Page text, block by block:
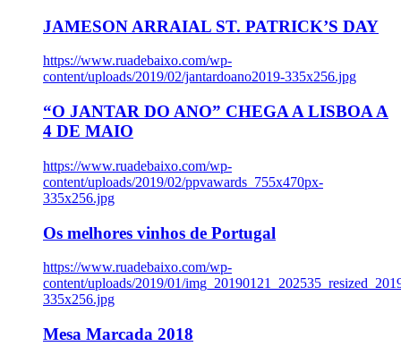
JAMESON ARRAIAL ST. PATRICK’S DAY
https://www.ruadebaixo.com/wp-
content/uploads/2019/02/jantardoano2019-335x256.jpg
“O JANTAR DO ANO” CHEGA A LISBOA A
4 DE MAIO
https://www.ruadebaixo.com/wp-
content/uploads/2019/02/ppvawards_755x470px-
335x256.jpg
Os melhores vinhos de Portugal
https://www.ruadebaixo.com/wp-
content/uploads/2019/01/
335x256.jpg
Mesa Marcada 2018